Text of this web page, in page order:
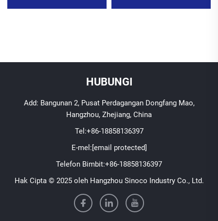
HUBUNGI
Add: Bangunan 2, Pusat Perdagangan Dongfang Mao,
Hangzhou, Zhejiang, China
Tel:+86-18858136397
E-mel:[email protected]
Telefon Bimbit:+86-18858136397
Hak Cipta © 2025 oleh Hangzhou Sinoco Industry Co., Ltd.